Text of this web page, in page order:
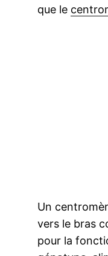
que le
Un
vers le bras
pour la